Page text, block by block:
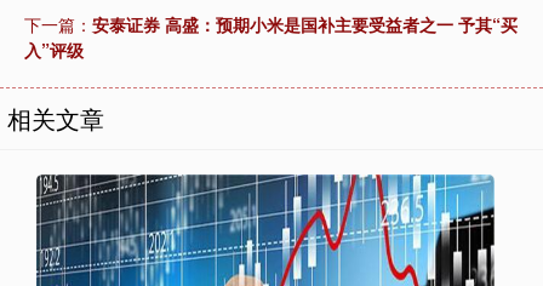
下一篇： 安泰证券 高盛：预期小米是国补主要受益者之一 予其“买
入”评级
相关文章